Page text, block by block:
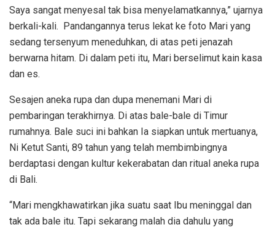
Saya sangat menyesal tak bisa menyelamatkannya,” ujarnya
berkali-kali. Pandangannya terus lekat ke foto Mari yang
sedang tersenyum meneduhkan, di atas peti jenazah
berwarna hitam. Di dalam peti itu, Mari berselimut kain kasa
dan es.
Sesajen aneka rupa dan dupa menemani Mari di
pembaringan terakhirnya. Di atas bale-bale di Timur
rumahnya. Bale suci ini bahkan Ia siapkan untuk mertuanya,
Ni Ketut Santi, 89 tahun yang telah membimbingnya
berdaptasi dengan kultur kekerabatan dan ritual aneka rupa
di Bali.
“Mari mengkhawatirkan jika suatu saat Ibu meninggal dan
tak ada bale itu. Tapi sekarang malah dia dahulu yang